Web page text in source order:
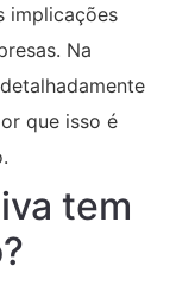
implicações
Na
que isso é
tem